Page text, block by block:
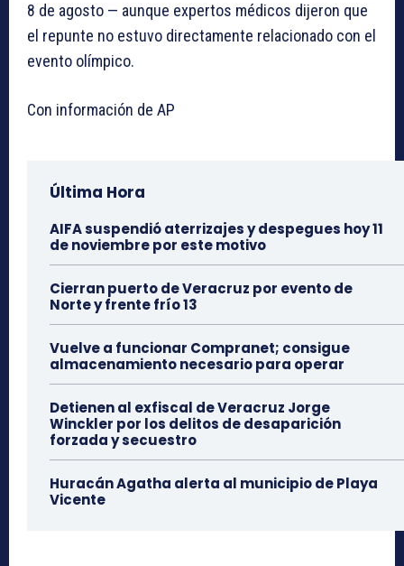
8 de agosto — aunque expertos médicos dijeron que
el repunte no estuvo directamente relacionado con el
evento olímpico.
Con información de AP
Última Hora
AIFA suspendió aterrizajes y despegues hoy 11
de noviembre por este motivo
Cierran puerto de Veracruz por evento de
Norte y frente frío 13
Vuelve a funcionar Compranet; consigue
almacenamiento necesario para operar
Detienen al exfiscal de Veracruz Jorge
Winckler por los delitos de desaparición
forzada y secuestro
Huracán Agatha alerta al municipio de Playa
Vicente